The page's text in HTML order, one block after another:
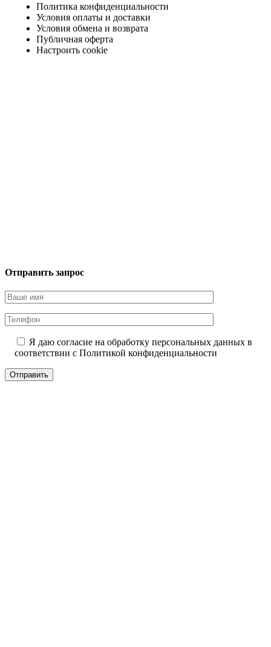
Политика конфиденциальности
Условия оплаты и доставки
Условия обмена и возврата
Публичная оферта
Настроить cookie
Отправить запрос
Я даю согласие на обработку персональных данных в
соответствии с Политикой конфиденциальности